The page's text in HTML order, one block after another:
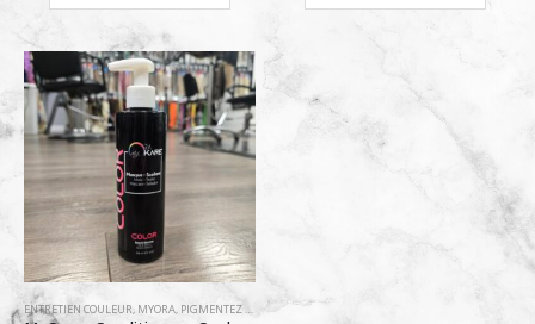
ENTRETIEN COULEUR, MYORA, PIGMENTEZ VOTRE COULEUR !